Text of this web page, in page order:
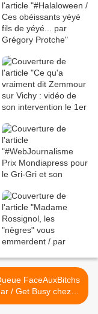
FaceAuxBitchs
/ Get Busy chez
(avril 2014